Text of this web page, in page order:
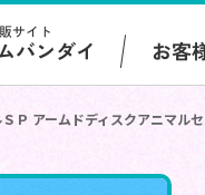
サイト
バンダイ お客
Ｐ アームドディスクアニマル